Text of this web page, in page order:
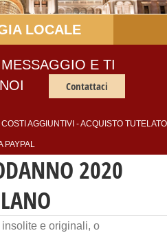
LOCALE
E TI
Contattaci
AGGIUNTIVI - ACQUISTO TUTELATO
PAYPAL
2020
e originali, o